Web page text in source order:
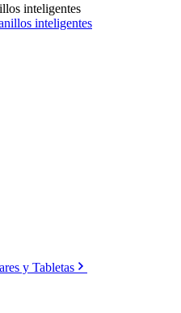
inteligentes
inteligentes
y Tabletas